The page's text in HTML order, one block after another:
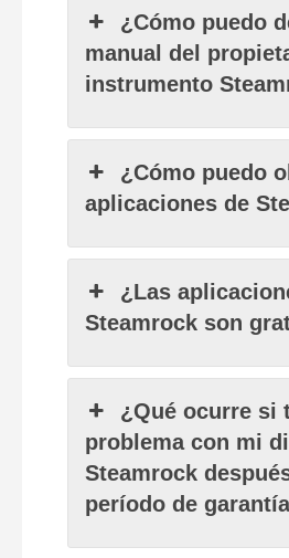
¿Cómo puedo
manual del
instrumento
¿Cómo puedo
aplicaciones de
¿Las
Steamrock son
¿Qué ocurre si
problema con mi
Steamrock
período de